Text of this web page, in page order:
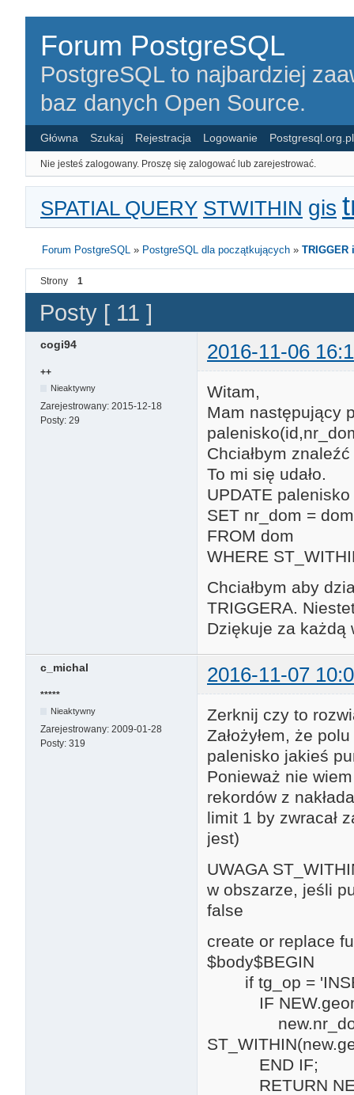
Forum PostgreSQL
PostgreSQL to najbardziej
baz danych Open Source.
Główna Szukaj Rejestracja Logowanie Postgresql.org.pl
Nie jesteś zalogowany. Proszę się zalogować lub zarejestrować.
SPATIAL QUERY STWITHIN gis
Forum PostgreSQL » PostgreSQL dla początkujących » TRIGGER
Strony 1
Posty [ 11 ]
cogi94 2016-11-06
++
Nieaktywny
Zarejestrowany: 2015-12-18
Posty: 29
Witam,
Mam następujący
Chciałbym
To mi się udało.
UPDATE palenisko
SET nr_dom =
FROM dom
WHERE
Chciałbym aby
TRIGGERA.
Dziękuje za każdą
c_michal 2016-11-07
*****
Nieaktywny
Zarejestrowany: 2009-01-28
Posty: 319
Zerknij czy to
Założyłem, że
palenisko jakieś
Ponieważ nie
rekordów z
limit 1 by zwracał
jest)
UWAGA
w obszarze, jeśli
false
create or replace
$body$BEGIN
if tg_op =
IF NEW.geom
new.nr_dom =
END IF;
RETURN